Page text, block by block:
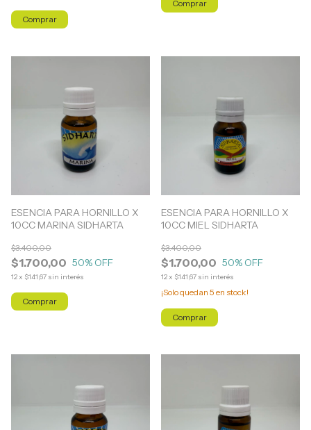
ESENCIA PARA HORNILLO X
10CC MARINA SIDHARTA
$1.700,00
$3.400,00
50% OFF
12x $141,67 sin interés
ESENCIA PARA HORNILLO X
10CC MIEL SIDHARTA
$1.700,00
$3.400,00
50% OFF
12x $141,67 sin interés
¡Solo quedan 5 en stock!